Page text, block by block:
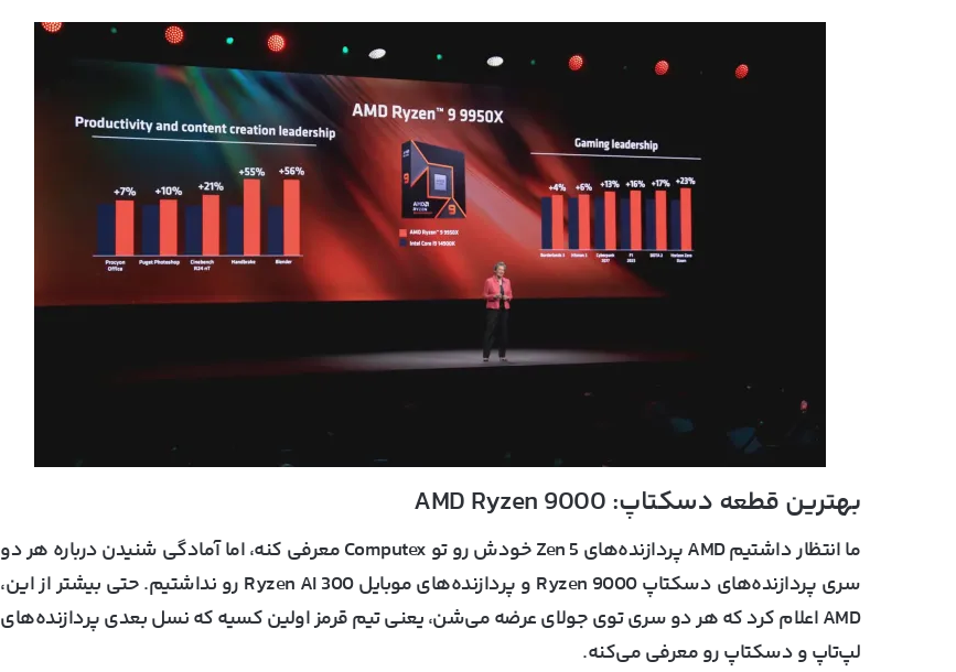
بهترین قطعه دسکتاپ: AMD Ryzen 9000
ما انتظار داشتیم AMD پردازنده‌های Zen 5 خودش رو تو Computex معرفی کنه، اما آمادگی شنیدن درباره هر دو
سری پردازنده‌های دسکتاپ Ryzen 9000 و پردازنده‌های موبایل Ryzen AI 300 رو نداشتیم. حتی بیشتر از این،
AMD اعلام کرد که هر دو سری توی جولای عرضه می‌شن، یعنی تیم قرمز اولین کسیه که نسل بعدی پردازنده‌های
لپ‌تاپ و دسکتاپ رو معرفی می‌کنه.